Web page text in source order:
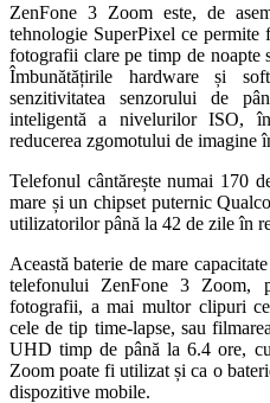
ZenFone 3 Zoom este, de
tehnologie SuperPixel ce permite
fotografii clare pe timp de noapte
Îmbunătățirile hardware și
senzitivitatea senzorului de
inteligentă a nivelurilor ISO,
reducerea zgomotului de imagine
Telefonul cântărește numai 170
mare și un chipset puternic
utilizatorilor până la 42 de zile în
Această baterie de mare
telefonului ZenFone 3 Zoom,
fotografii, a mai multor clipuri
cele de tip time-lapse, sau
UHD timp de până la 6.4 ore,
Zoom poate fi utilizat și ca o
dispozitive mobile.